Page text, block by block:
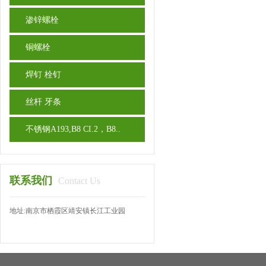
渗锌螺栓
铜螺栓
焊钉 栓钉
丝杆 牙条
不锈钢A193,B8 CI.2，B8..
联系我们 Contact Us
地址:南京市栖霞区靖安镇长江工业园